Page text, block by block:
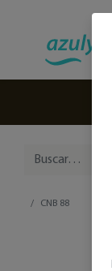
CNB 88